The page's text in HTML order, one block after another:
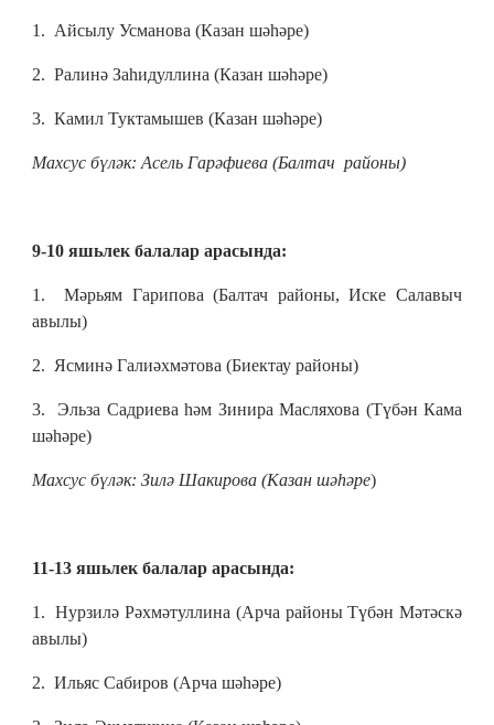
1. Айсылу Усманова (Казан шәһәре)
2. Ралинә Заһидуллина (Казан шәһәре)
3. Камил Туктамышев (Казан шәһәре)
Махсус бүләк: Асель Гарәфиева (Балтач районы)
9-10 яшьлек балалар арасында:
1. Мәрьям Гарипова (Балтач районы, Иске Салавыч
авылы)
2. Ясминә Галиәхмәтова (Биектау районы)
3. Эльза Садриева һәм Зинира Масляхова (Түбән Кама
шәһәре)
Махсус бүләк: Зилә Шакирова (Казан шәһәре)
11-13 яшьлек балалар арасында:
1. Нурзилә Рәхмәтуллина (Арча районы Түбән Мәтәскә
авылы)
2. Ильяс Сабиров (Арча шәһәре)